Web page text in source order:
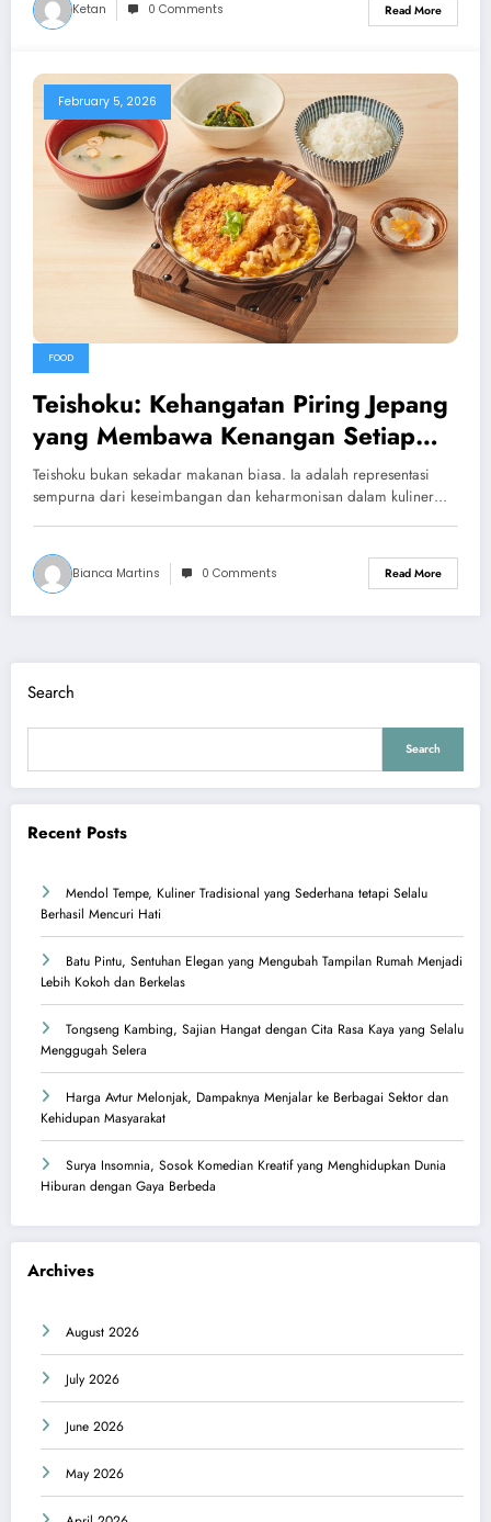
Ketan 0 Comments Read More
February 5, 2026
FOOD
Teishoku: Kehangatan Piring Jepang
yang Membawa Kenangan Setiap
Suapan
Teishoku bukan sekadar makanan biasa. Ia adalah representasi
sempurna dari keseimbangan dan keharmonisan dalam kuliner…
Bianca Martins 0 Comments Read More
Search
Search
Recent Posts
Mendol Tempe, Kuliner Tradisional yang Sederhana tetapi Selalu
Berhasil Mencuri Hati
Batu Pintu, Sentuhan Elegan yang Mengubah Tampilan Rumah Menjadi
Lebih Kokoh dan Berkelas
Tongseng Kambing, Sajian Hangat dengan Cita Rasa Kaya yang Selalu
Menggugah Selera
Harga Avtur Melonjak, Dampaknya Menjalar ke Berbagai Sektor dan
Kehidupan Masyarakat
Surya Insomnia, Sosok Komedian Kreatif yang Menghidupkan Dunia
Hiburan dengan Gaya Berbeda
Archives
August 2026
July 2026
June 2026
May 2026